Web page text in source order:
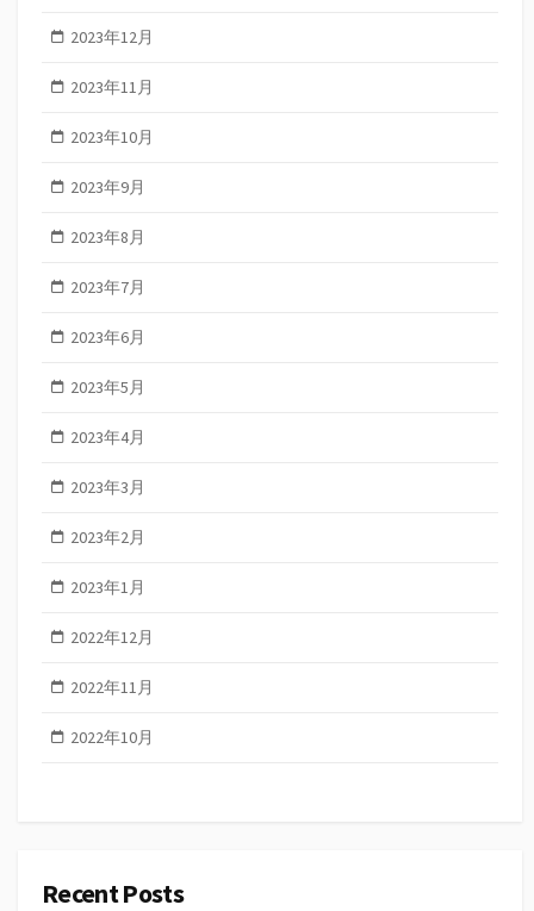
2023年12月
2023年11月
2023年10月
2023年9月
2023年8月
2023年7月
2023年6月
2023年5月
2023年4月
2023年3月
2023年2月
2023年1月
2022年12月
2022年11月
2022年10月
Recent Posts